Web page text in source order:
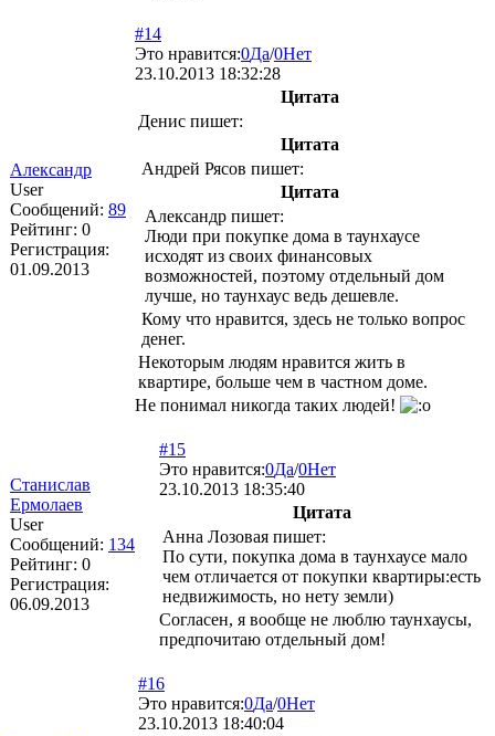
Александр
User
Сообщений: 89
Рейтинг: 0
Регистрация:
01.09.2013
#14
Это нравится:0Да/0Нет
23.10.2013 18:32:28
Цитата
Денис пишет:
Цитата
Андрей Рясов пишет:
Цитата
Александр пишет:
Люди при покупке дома в таунхаусе
исходят из своих финансовых
возможностей, поэтому отдельный дом
лучше, но таунхаус ведь дешевле.
Кому что нравится, здесь не только вопрос
денег.
Некоторым людям нравится жить в
квартире, больше чем в частном доме.
Не понимал никогда таких людей!
Станислав
Ермолаев
User
Сообщений: 134
Рейтинг: 0
Регистрация:
06.09.2013
#15
Это нравится:0Да/0Нет
23.10.2013 18:35:40
Цитата
Анна Лозовая пишет:
По сути, покупка дома в таунхаусе мало
чем отличается от покупки квартиры:есть
недвижимость, но нету земли)
Согласен, я вообще не люблю таунхаусы,
предпочитаю отдельный дом!
#16
Это нравится:0Да/0Нет
23.10.2013 18:40:04